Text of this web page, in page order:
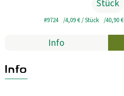
Stück
#9724 4,09 €/ Stück 40,90 €
Info
Info